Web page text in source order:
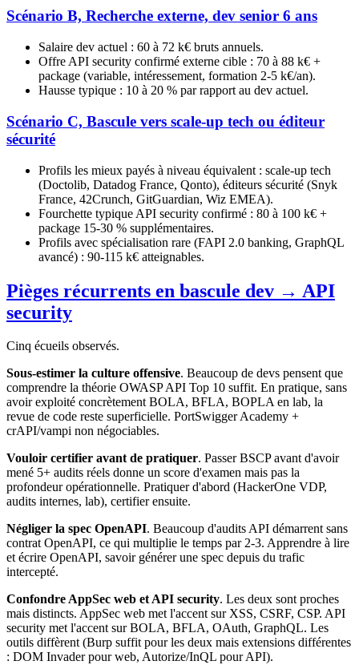
Scénario B, Recherche externe, dev senior 6 ans
Salaire dev actuel : 60 à 72 k€ bruts annuels.
Offre API security confirmé externe cible : 70 à 88 k€ +
package (variable, intéressement, formation 2-5 k€/an).
Hausse typique : 10 à 20 % par rapport au dev actuel.
Scénario C, Bascule vers scale-up tech ou éditeur
sécurité
Profils les mieux payés à niveau équivalent : scale-up tech
(Doctolib, Datadog France, Qonto), éditeurs sécurité (Snyk
France, 42Crunch, GitGuardian, Wiz EMEA).
Fourchette typique API security confirmé : 80 à 100 k€ +
package 15-30 % supplémentaires.
Profils avec spécialisation rare (FAPI 2.0 banking, GraphQL
avancé) : 90-115 k€ atteignables.
Pièges récurrents en bascule dev → API
security
Cinq écueils observés.
Sous-estimer la culture offensive. Beaucoup de devs pensent que
comprendre la théorie OWASP API Top 10 suffit. En pratique, sans
avoir exploité concrètement BOLA, BFLA, BOPLA en lab, la
revue de code reste superficielle. PortSwigger Academy +
crAPI/vampi non négociables.
Vouloir certifier avant de pratiquer. Passer BSCP avant d'avoir
mené 5+ audits réels donne un score d'examen mais pas la
profondeur opérationnelle. Pratiquer d'abord (HackerOne VDP,
audits internes, lab), certifier ensuite.
Négliger la spec OpenAPI. Beaucoup d'audits API démarrent sans
contrat OpenAPI, ce qui multiplie le temps par 2-3. Apprendre à lire
et écrire OpenAPI, savoir générer une spec depuis du trafic
intercepté.
Confondre AppSec web et API security. Les deux sont proches
mais distincts. AppSec web met l'accent sur XSS, CSRF, CSP. API
security met l'accent sur BOLA, BFLA, OAuth, GraphQL. Les
outils diffèrent (Burp suffit pour les deux mais extensions différentes
: DOM Invader pour web, Autorize/InQL pour API).